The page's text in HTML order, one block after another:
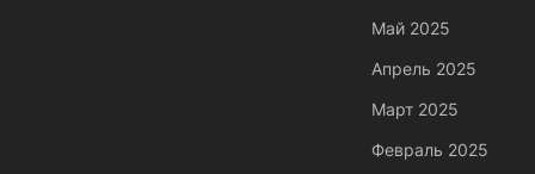
Май 2025
Апрель 2025
Март 2025
Февраль 2025